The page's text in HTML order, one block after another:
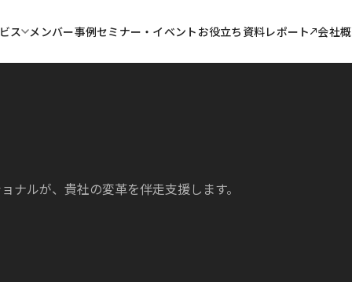
ス メンバー事例セミナー・イベント お役立ち資料レポート 会社
ナルが、貴社の変革を伴走支援します。